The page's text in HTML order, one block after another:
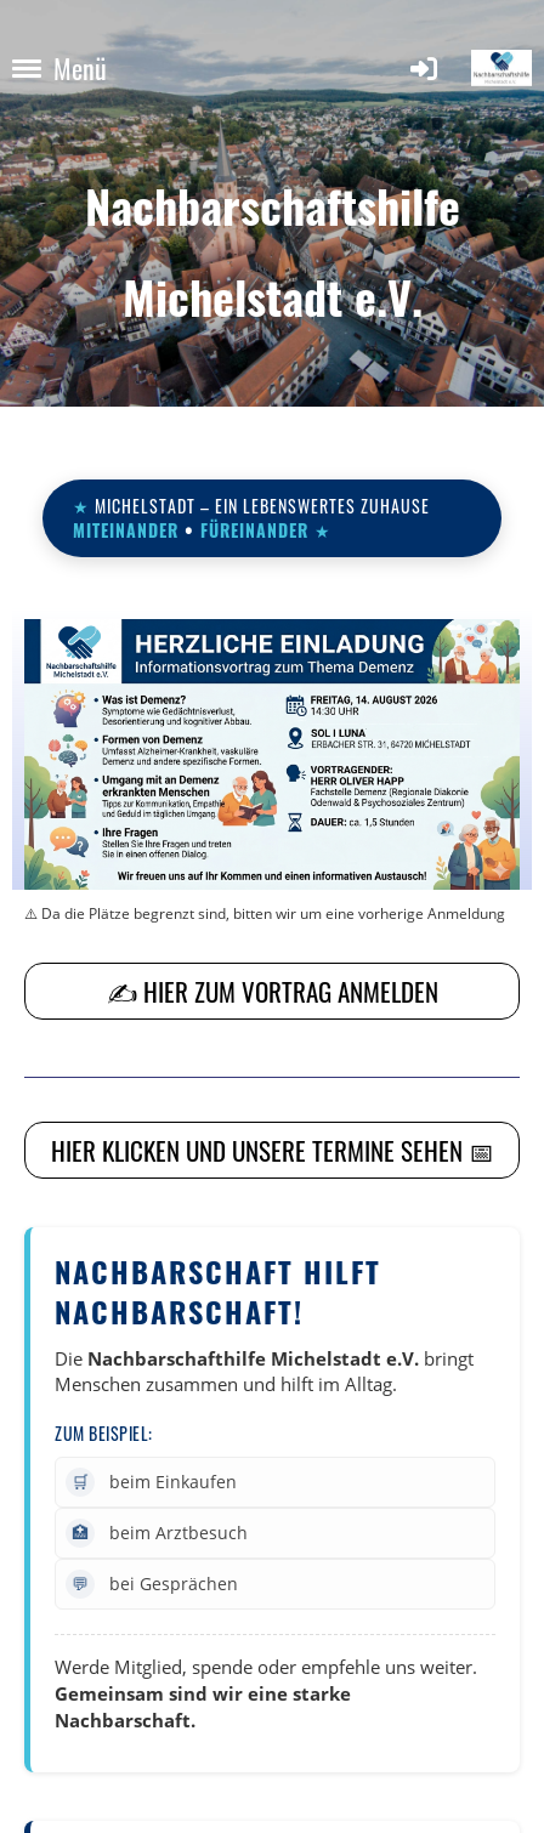
Menü
Nachbarschaftshilfe
Michelstadt e.V.
★ MICHELSTADT – EIN LEBENSWERTES ZUHAUSE
MITEINANDER • FÜREINANDER ★
⚠️ Da die Plätze begrenzt sind, bitten wir um eine vorherige Anmeldung
✍️ HIER ZUM VORTRAG ANMELDEN
HIER KLICKEN UND UNSERE TERMINE SEHEN 📅
NACHBARSCHAFT HILFT
NACHBARSCHAFT!
Die Nachbarschafthilfe Michelstadt e.V. bringt
Menschen zusammen und hilft im Alltag.
ZUM BEISPIEL:
🛒 beim Einkaufen
🏥 beim Arztbesuch
💬 bei Gesprächen
Werde Mitglied, spende oder empfehle uns weiter.
Gemeinsam sind wir eine starke
Nachbarschaft.